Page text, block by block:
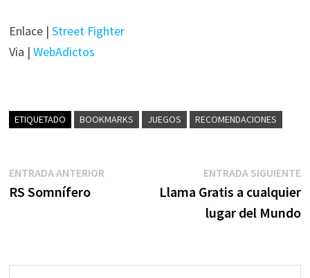
Enlace | Street Fighter
Via | WebAdictos
ETIQUETADO BOOKMARKS JUEGOS RECOMENDACIONES
Navegación
de
ENTRADA ANTERIOREntrada
RS Somnífero
ENTRADA SIGUIENTE
Llama Gratis a cualquier
lugar del Mundo